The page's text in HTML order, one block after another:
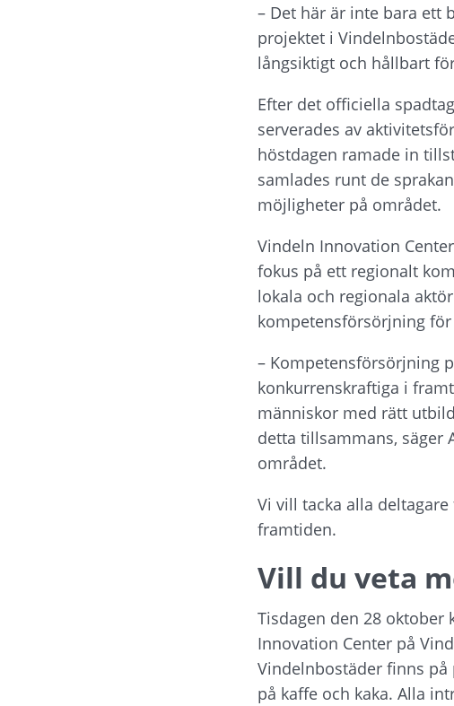
– Det här är inte bara ett
projektet i
långsiktigt och hållbart
Efter det officiella
serverades av
höstdagen ramade in
samlades runt de
möjligheter på området.
Vindeln Innovation
fokus på ett regionalt
lokala och regionala
kompetensförsörjning
– Kompetensförsörjning
konkurrenskraftiga i
människor med rätt
detta tillsammans, säger
området.
Vi vill tacka alla
framtiden.
Vill du veta
Tisdagen den 28 oktober
Innovation Center på
Vindelnbostäder finns
på kaffe och kaka. Alla